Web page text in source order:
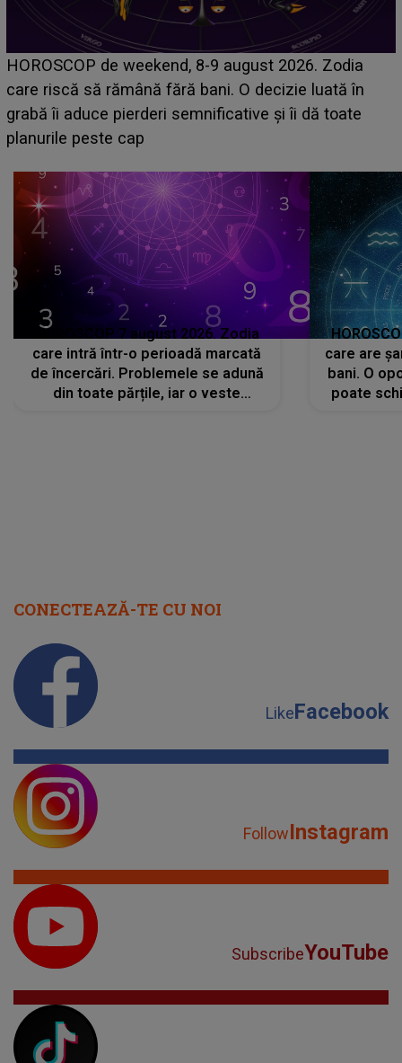
Emanuel a ținut ACEST DETALIU ASCUNS până
acum! În fața Alexandrei, concurentul din Casa Iubirii
face o MĂRTURISIRE NEAȘTEPTATĂ despre mama
sa: "I-am spus și ei în față, eu nu te iubesc pentru
HOROSCOP 7 august 2026. Zodia
care intră într-o perioadă marcată
de încercări. Problemele se adună
din toate părțile, iar o veste
care are
bani. O
poate
CONECTEAZĂ-TE CU NOI
LikeFacebook
FollowInstagram
SubscribeYouTube